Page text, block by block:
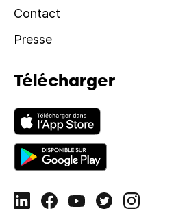
Contact
Presse
Télécharger